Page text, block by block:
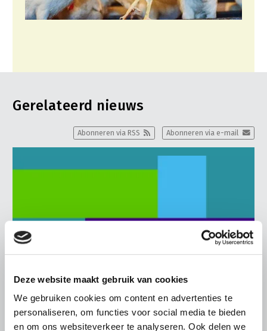
Deze website maakt gebruik van cookies
We gebruiken cookies om content en advertenties te
personaliseren, om functies voor social media te bieden
en om ons websiteverkeer te analyseren. Ook delen we
Gerelateerd nieuws
Abonneren via e-mail
Abonneren via RSS